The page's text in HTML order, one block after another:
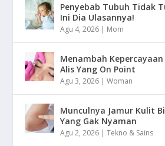
Penyebab Tubuh Tidak
Ini Dia Ulasannya!
Agu 4, 2026 | Mom
Menambah
Alis Yang On Point
Agu 3, 2026 |Woman
Munculnya Jamur Kulit
Yang Gak Nyaman
Agu 2, 2026 |Tekno & Sains